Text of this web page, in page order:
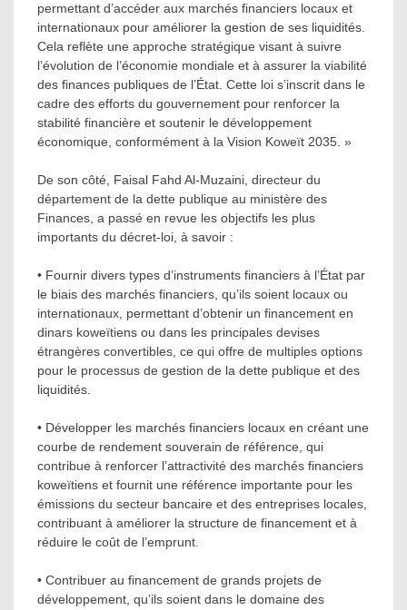
permettant d’accéder aux marchés financiers locaux et
internationaux pour améliorer la gestion de ses liquidités.
Cela reflète une approche stratégique visant à suivre
l’évolution de l’économie mondiale et à assurer la viabilité
des finances publiques de l’État. Cette loi s’inscrit dans le
cadre des efforts du gouvernement pour renforcer la
stabilité financière et soutenir le développement
économique, conformément à la Vision Koweït 2035. »
De son côté, Faisal Fahd Al-Muzaini, directeur du
département de la dette publique au ministère des
Finances, a passé en revue les objectifs les plus
importants du décret-loi, à savoir :
• Fournir divers types d’instruments financiers à l’État par
le biais des marchés financiers, qu’ils soient locaux ou
internationaux, permettant d’obtenir un financement en
dinars koweïtiens ou dans les principales devises
étrangères convertibles, ce qui offre de multiples options
pour le processus de gestion de la dette publique et des
liquidités.
• Développer les marchés financiers locaux en créant une
courbe de rendement souverain de référence, qui
contribue à renforcer l’attractivité des marchés financiers
koweïtiens et fournit une référence importante pour les
émissions du secteur bancaire et des entreprises locales,
contribuant à améliorer la structure de financement et à
réduire le coût de l’emprunt.
• Contribuer au financement de grands projets de
développement, qu’ils soient dans le domaine des